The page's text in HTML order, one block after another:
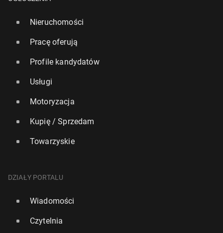
Nieruchomości
Pracę oferują
Profile kandydatów
Usługi
Motoryzacja
Kupię / Sprzedam
Towarzyskie
DZIAŁY PORTALU
Wiadomości
Czytelnia